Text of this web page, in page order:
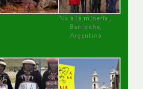
No a la minería ,
Bariloche,
Argentina